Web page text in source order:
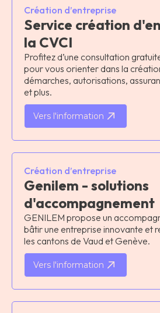
Création d’entreprise
Service création
la CVCI
Profitez d’une consultation
pour vous orienter dans la
démarches, autorisations,
et plus.
Vers l'information
Création d’entreprise
Genilem - solutions
d'accompagnement
GENILEM propose un
bâtir une entreprise innovante et
les cantons de Vaud et Genève.
Vers l'information